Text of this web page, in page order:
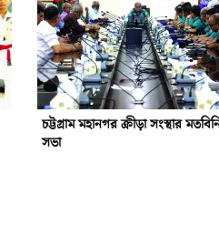
চট্টগ্রাম মহানগর ক্রীড়া সংস্থার
সভা